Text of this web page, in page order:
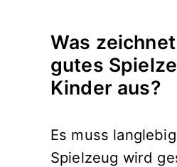
Was
gutes
Kinder aus?
Es muss
Spielzeug wird